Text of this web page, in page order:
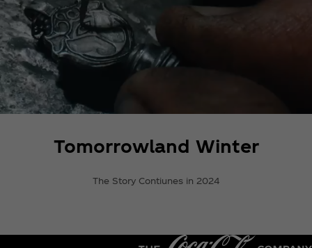
Tomorrowland Winter
The Story Contiunes in 2024